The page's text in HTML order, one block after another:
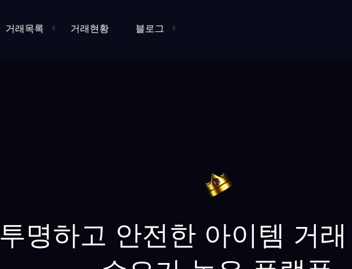
거래목록 거래현황 블로그
투명하고 안전한 아이템 거